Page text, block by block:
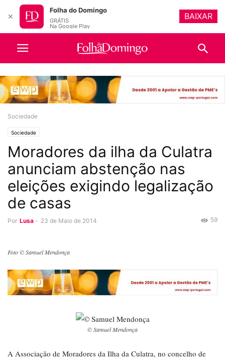
Sociedade
Sociedade
Moradores da ilha da Culatra
anunciam abstenção nas
eleições exigindo legalização
de casas
Por Lusa - 23 de Maio de 2014 59
Foto © Samuel Mendonça
© Samuel Mendonça
A Associação de Moradores da Ilha da Culatra, no concelho de
✕
Folha do Domingo
GRÁTIS
Na Google Play
BAIXAR